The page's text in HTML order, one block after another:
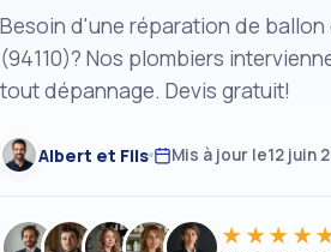
Besoin d'une réparation de
(94110)? Nos plombiers
tout dépannage. Devis gratuit!
Albert et Fils Mis à jour le12 juin